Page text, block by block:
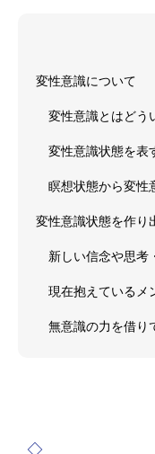
変性意識について
変性意識とはどう
変性意識状態を表
瞑想状態から変性
変性意識状態を作り
新しい信念や思考
現在抱えているメ
無意識の力を借り